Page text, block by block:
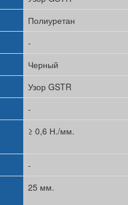
Полиуретан
-
Черный
Узор GSTR
-
≥ 0,6 Н./мм.
-
25 мм.